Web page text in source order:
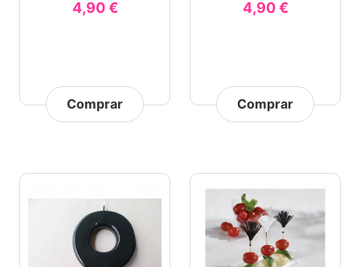
4,90 €
Comprar
4,90 €
Comprar